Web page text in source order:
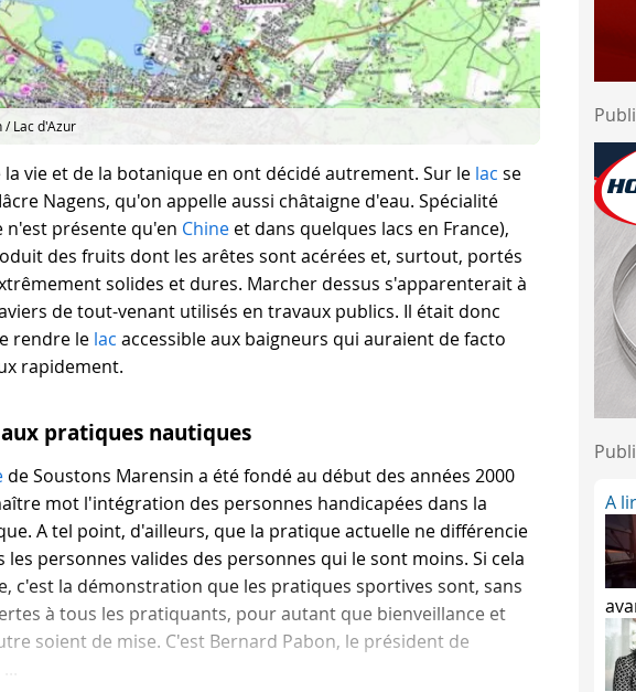
/ Lac d'Azur
la vie et de la botanique en ont décidé autrement. Sur le lac se
Nagens, qu'on appelle aussi châtaigne d'eau. Spécialité
n'est présente qu'en Chine et dans quelques lacs en France),
des fruits dont les arêtes sont acérées et, surtout, portés
solides et dures. Marcher dessus s'apparenterait à
de tout-venant utilisés en travaux publics. Il était donc
rendre le lac accessible aux baigneurs qui auraient de facto
rapidement.
pratiques nautiques
de Soustons Marensin a été fondé au début des années 2000
mot l'intégration des personnes handicapées dans la
A tel point, d'ailleurs, que la pratique actuelle ne différencie
les personnes valides des personnes qui le sont moins. Si cela
c'est la démonstration que les pratiques sportives sont, sans
à tous les pratiquants, pour autant que bienveillance et
soient de mise. C'est Bernard Pabon, le président de
A